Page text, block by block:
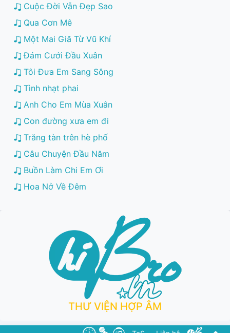
Cuộc Đời Vẫn Đẹp Sao
Qua Cơn Mê
Một Mai Giã Từ Vũ Khí
Đám Cưới Đầu Xuân
Tôi Đưa Em Sang Sông
Tình nhạt phai
Anh Cho Em Mùa Xuân
Con đường xưa em đi
Trăng tàn trên hè phố
Câu Chuyện Đầu Năm
Buồn Làm Chi Em Ơi
Hoa Nở Về Đêm
THƯ VIỆN HỢP ÂM